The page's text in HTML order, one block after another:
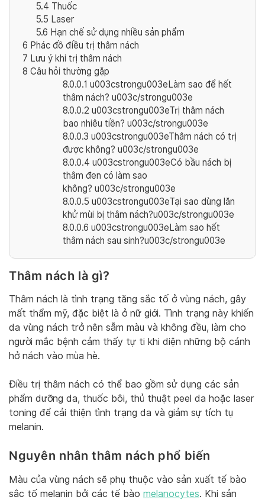
5.4 Thuốc
5.5 Laser
5.6 Hạn chế sử dụng nhiều sản phẩm
6 Phác đồ điều trị thâm nách
7 Lưu ý khi trị thâm nách
8 Câu hỏi thường gặp
8.0.0.1 u003cstrongu003eLàm sao để hết
thâm nách? u003c/strongu003e
8.0.0.2 u003cstrongu003eTrị thâm nách
bao nhiêu tiền? u003c/strongu003e
8.0.0.3 u003cstrongu003eThâm nách có trị
được không? u003c/strongu003e
8.0.0.4 u003cstrongu003eCó bầu nách bị
thâm đen có làm sao
không? u003c/strongu003e
8.0.0.5 u003cstrongu003eTại sao dùng lăn
khử mùi bị thâm nách?u003c/strongu003e
8.0.0.6 u003cstrongu003eLàm sao hết
thâm nách sau sinh?u003c/strongu003e
Thâm nách là gì?
Thâm nách là tình trạng tăng sắc tố ở vùng nách, gây
mất thẩm mỹ, đặc biệt là ở nữ giới. Tình trạng này khiến
da vùng nách trở nên sẫm màu và không đều, làm cho
người mắc bệnh cảm thấy tự ti khi diện những bộ cánh
hở nách vào mùa hè.
Điều trị thâm nách có thể bao gồm sử dụng các sản
phẩm dưỡng da, thuốc bôi, thủ thuật peel da hoặc laser
toning để cải thiện tình trạng da và giảm sự tích tụ
melanin.
Nguyên nhân thâm nách phổ biến
Màu của vùng nách sẽ phụ thuộc vào sản xuất tế bào
sắc tố melanin bởi các tế bào melanocytes. Khi sản